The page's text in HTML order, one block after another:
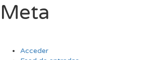
Meta
Acceder